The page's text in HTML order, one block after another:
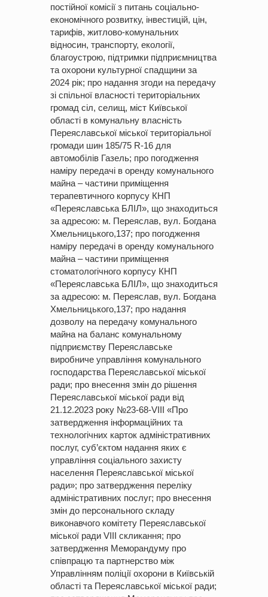
постійної комісії з питань соціально-
економічного розвитку, інвестицій, цін,
тарифів, житлово-комунальних
відносин, транспорту, екології,
благоустрою, підтримки підприємництва
та охорони культурної спадщини за
2024 рік; про надання згоди на передачу
зі спільної власності територіальних
громад сіл, селищ, міст Київської
області в комунальну власність
Переяславської міської територіальної
громади шин 185/75 R-16 для
автомобілів Газель; про погодження
наміру передачі в оренду комунального
майна – частини приміщення
терапевтичного корпусу КНП
«Переяславська БЛІЛ», що знаходиться
за адресою: м. Переяслав, вул. Богдана
Хмельницького,137; про погодження
наміру передачі в оренду комунального
майна – частини приміщення
стоматологічного корпусу КНП
«Переяславська БЛІЛ», що знаходиться
за адресою: м. Переяслав, вул. Богдана
Хмельницького,137; про надання
дозволу на передачу комунального
майна на баланс комунальному
підприємству Переяславське
виробниче управління комунального
господарства Переяславської міської
ради; про внесення змін до рішення
Переяславської міської ради від
21.12.2023 року №23-68-VIII «Про
затвердження інформаційних та
технологічних карток адміністративних
послуг, суб’єктом надання яких є
управління соціального захисту
населення Переяславської міської
ради»; про затвердження переліку
адміністративних послуг; про внесення
змін до персонального складу
виконавчого комітету Переяславської
міської ради VIIІ скликання; про
затвердження Меморандуму про
співпрацю та партнерство між
Управлінням поліції охорони в Київській
області та Переяславської міської ради;